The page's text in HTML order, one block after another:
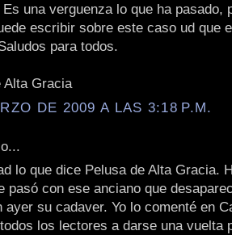
una verguenza lo que ha pasado,
escribir sobre este caso ud que
para todos.
Alta Gracia
DE 2009 A LAS 3:18 P.M.
lo que dice Pelusa de Alta Gracia.
pasó con ese anciano que
ayer su cadaver. Yo lo comenté en
los lectores a darse una vuelta